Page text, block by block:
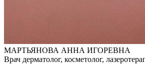
МАРТЬЯНОВА АННА ИГОРЕВНА
Врач дерматолог, косметолог,